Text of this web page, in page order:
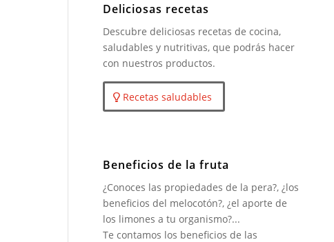
Deliciosas recetas
Descubre deliciosas recetas de cocina,
saludables y nutritivas, que podrás hacer
con nuestros productos.
Recetas saludables
Beneficios de la fruta
¿Conoces las propiedades de la pera?, ¿los
beneficios del melocotón?, ¿el aporte de
los limones a tu organismo?...
Te contamos los beneficios de las